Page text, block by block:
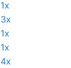
1x
3x
1x
1x
4x